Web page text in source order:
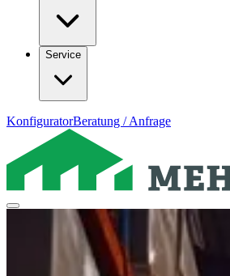
Service
KonfiguratorBeratung / Anfrage